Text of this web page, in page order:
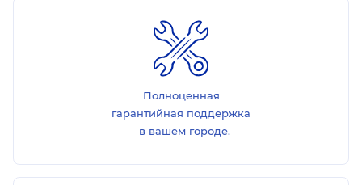
Полноценная
гарантийная поддержка
в вашем городе.